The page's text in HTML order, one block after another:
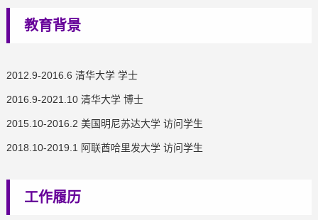
教育背景
2012.9-2016.6 清华大学 学士
2016.9-2021.10 清华大学 博士
2015.10-2016.2 美国明尼苏达大学 访问学生
2018.10-2019.1 阿联酋哈里发大学 访问学生
工作履历